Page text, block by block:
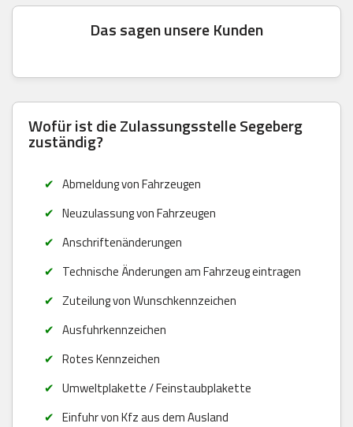
Das sagen unsere Kunden
Wofür ist die Zulassungsstelle Segeberg
zuständig?
Abmeldung von Fahrzeugen
Neuzulassung von Fahrzeugen
Anschriftenänderungen
Technische Änderungen am Fahrzeug eintragen
Zuteilung von Wunschkennzeichen
Ausfuhrkennzeichen
Rotes Kennzeichen
Umweltplakette / Feinstaubplakette
Einfuhr von Kfz aus dem Ausland